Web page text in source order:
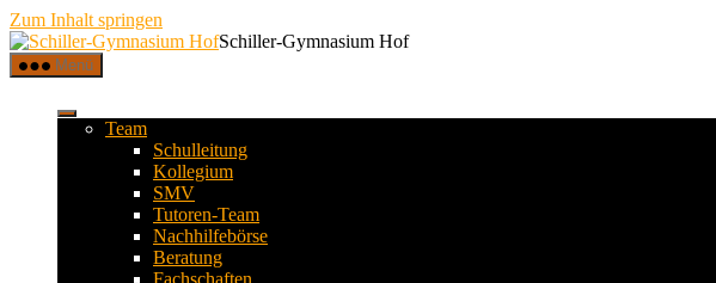
Zum Inhalt springen
Schiller-Gymnasium Hof
Menü
Team
Schulleitung
Kollegium
SMV
Tutoren-Team
Nachhilfebörse
Beratung
Fachschaften